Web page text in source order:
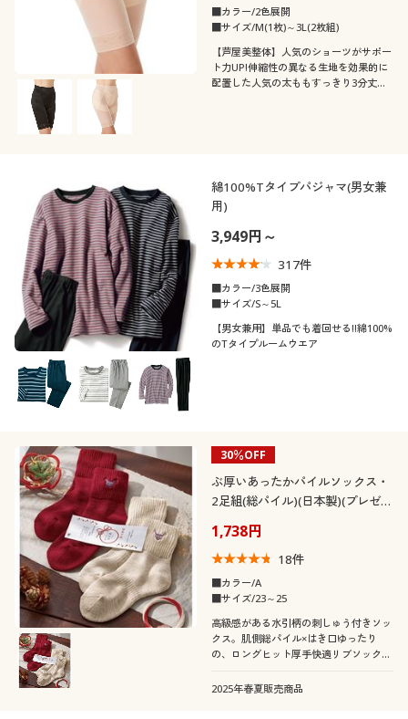
■カラー/2色展開
■サイズ/M(1枚)～3L(2枚組)
【芦屋美整体】人気のショーツがサポー
ト力UP!伸縮性の異なる生地を効果的に
配置した人気の太ももすっきり3分丈シ
綿100%Tタイプパジャマ(男女兼
用)
3,949円～
317件
■カラー/3色展開
■サイズ/S～5L
【男女兼用】単品でも着回せる!!綿100%
のTタイプルームウエア
30％OFF
ぶ厚いあったかパイルソックス・
2足組(総パイル)(日本製)(プレゼン
1,738円
18件
■カラー/A
■サイズ/23～25
高級感がある水引柄の刺しゅう付きソッ
クス。肌側総パイル×はき口ゆったり
の、ロングヒット厚手快適リブソックス
2025年春夏販売商品